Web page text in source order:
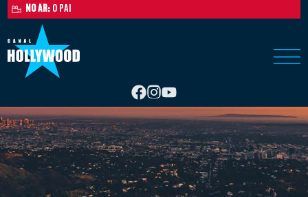
NO AR: O PAI